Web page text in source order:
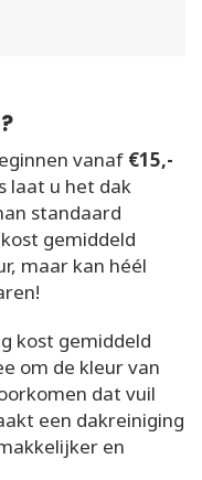
vanaf €15,-
laat u het dak
standaard
gemiddeld
maar kan héél
kost gemiddeld
om de kleur van
dat vuil
een dakreiniging
en